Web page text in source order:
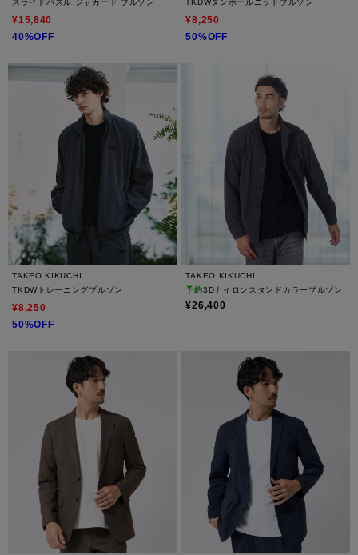
スライドパズル ジャカード ブルゾン
¥15,840
40%OFF
TKDWダンボールニットブルゾン
¥8,250
50%OFF
TAKEO KIKUCHI
TKDWトレーニングブルゾン
¥8,250
50%OFF
TAKEO KIKUCHI
予約3Dナイロンスタンドカラーブルゾン
¥26,400